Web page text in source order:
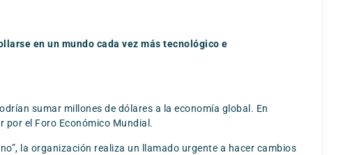
en un mundo cada vez más tecnológico e
sumar millones de dólares a la economía global. En
por el Foro Económico Mundial.
la organización realiza un llamado urgente a hacer cambios